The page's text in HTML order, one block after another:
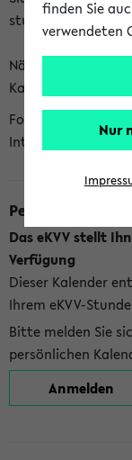
studienbezogenen
Näheres zu
Folgende Kalender
Integration an:
Persönlicher
Das eKVV stellt
Verfügung
Dieser Kalender
Ihrem eKVV-
Bitte melden Sie
persönlichen
Anmelden
finden Sie
verwendeten
Nur